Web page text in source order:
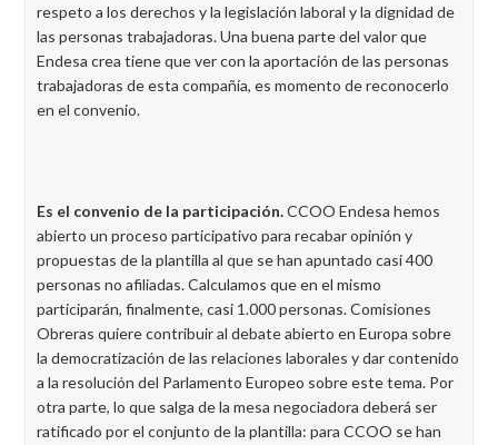
respeto a los derechos y la legislación laboral y la dignidad de
las personas trabajadoras. Una buena parte del valor que
Endesa crea tiene que ver con la aportación de las personas
trabajadoras de esta compañía, es momento de reconocerlo
en el convenio.
Es el convenio de la participación.CCOO Endesa hemos
abierto un proceso participativo para recabar opinión y
propuestas de la plantilla al que se han apuntado casi 400
personas no afiliadas. Calculamos que en el mismo
participarán, finalmente, casi 1.000 personas. Comisiones
Obreras quiere contribuir al debate abierto en Europa sobre
la democratización de las relaciones laborales y dar contenido
a la resolución del Parlamento Europeo sobre este tema. Por
otra parte, lo que salga de la mesa negociadora deberá ser
ratificado por el conjunto de la plantilla: para CCOO se han